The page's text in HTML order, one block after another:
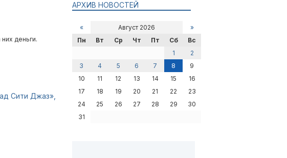
деньги.
Сити Джаз»,
АРХИВ НОВОСТЕЙ
« Август 2026
»
Пн
Вт Ср Чт Пт Сб
Вс
1
2
3
4 5 6 7 8
9
10
11 12 13 14 15
16
17
18 19 20 21 22
23
24
25 26 27 28 29
30
31